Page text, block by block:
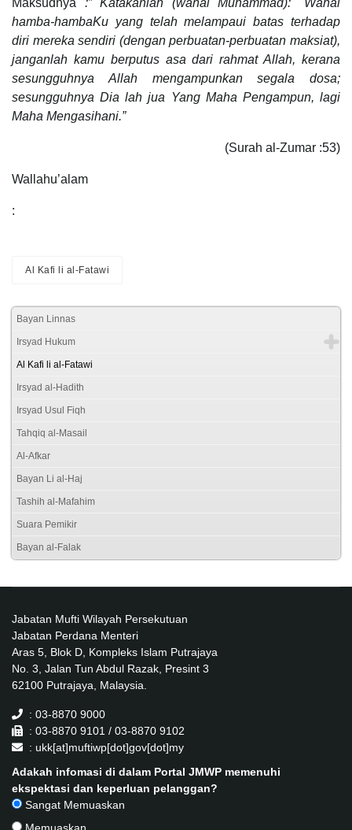
Maksudnya :” Katakanlah (wahai Muhammad): "Wahai
hamba-hambaKu yang telah melampaui batas terhadap
diri mereka sendiri (dengan perbuatan-perbuatan maksiat),
janganlah kamu berputus asa dari rahmat Allah, kerana
sesungguhnya Allah mengampunkan segala dosa;
sesungguhnya Dia lah jua Yang Maha Pengampun, lagi
Maha Mengasihani.”
(Surah al-Zumar :53)
Wallahu’alam
:
Al Kafi li al-Fatawi
Bayan Linnas
Irsyad Hukum
Al Kafi li al-Fatawi
Irsyad al-Hadith
Irsyad Usul Fiqh
Tahqiq al-Masail
Al-Afkar
Bayan Li al-Haj
Tashih al-Mafahim
Suara Pemikir
Bayan al-Falak
Jabatan Mufti Wilayah Persekutuan
Jabatan Perdana Menteri
Aras 5, Blok D, Kompleks Islam Putrajaya
No. 3, Jalan Tun Abdul Razak, Presint 3
62100 Putrajaya, Malaysia.
: 03-8870 9000
: 03-8870 9101 / 03-8870 9102
: ukk[at]muftiwp[dot]gov[dot]my
Adakah infomasi di dalam Portal JMWP memenuhi
ekspektasi dan keperluan pelanggan?
Sangat Memuaskan